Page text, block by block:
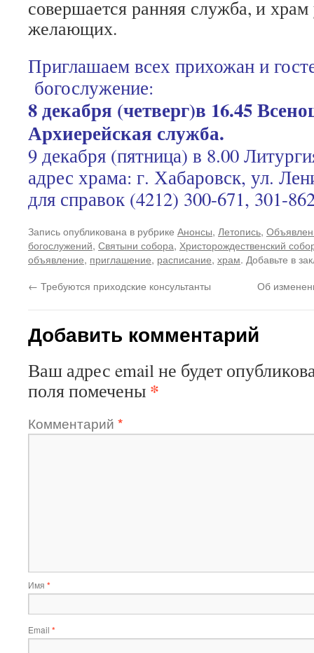
совершается ранняя служба, и
желающих.
Приглашаем всех прихожан и
богослужение:
8 декабря (четверг)в 16.45
Архиерейская служба.
9 декабря (пятница) в 8.00
адрес храма: г. Хабаровск, ул.
для справок (4212) 300-671, 301-
Запись опубликована в рубрике Анонсы, Летопись,
богослужений, Святыни собора, Христорождественский
объявление, приглашение, расписание, храм. Добавьте в
← Требуются приходские консультанты Об
Добавить комментарий
Ваш адрес email не будет
поля помечены *
Комментарий *
Имя *
Email *